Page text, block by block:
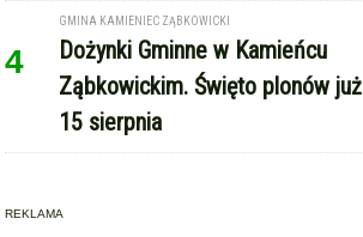
4
GMINA KAMIENIEC ZĄBKOWICKI
Dożynki Gminne w Kamieńcu
Ząbkowickim. Święto plonów już
15 sierpnia
REKLAMA